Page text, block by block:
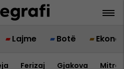
Lajme Botë
Ferizaj Gjakova